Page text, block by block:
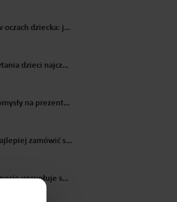
Magia w oczach dziecka: jak Mikołaj zmienia świąteczne wspomnienia?
Jakie pytania dzieci najczęściej zadają Świętemu Mikołajowi?
Jakie pomysły na prezenty dla dzieci zaproponowałby Święty Mikołaj?
Kiedy najlepiej zamówić spersonalizowany list od Świętego Mikołaja? Poradnik prosto z biura elfów
Jakie emocje wywołuje spersonalizowane wideo od Mikołaja u dzieci?